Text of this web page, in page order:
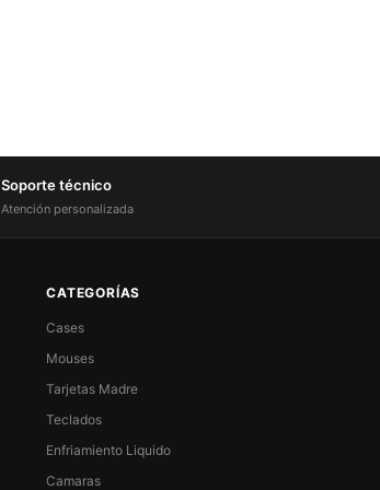
Soporte técnico
Atención personalizada
CATEGORÍAS
Cases
Mouses
Tarjetas Madre
Teclados
Enfriamiento Liquido
Camaras